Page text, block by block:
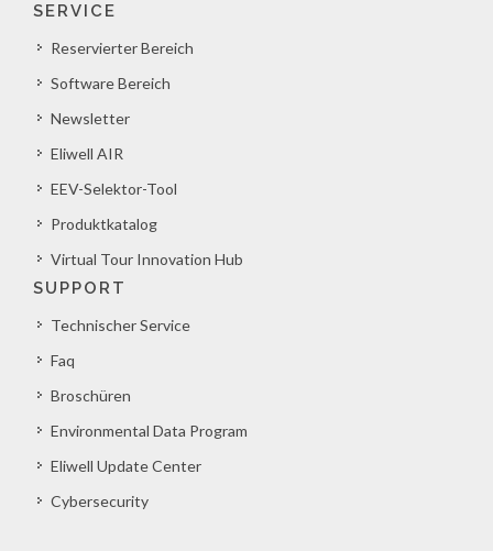
SERVICE
Reservierter Bereich
Software Bereich
Newsletter
Eliwell AIR
EEV-Selektor-Tool
Produktkatalog
Virtual Tour Innovation Hub
SUPPORT
Technischer Service
Faq
Broschüren
Environmental Data Program
Eliwell Update Center
Cybersecurity